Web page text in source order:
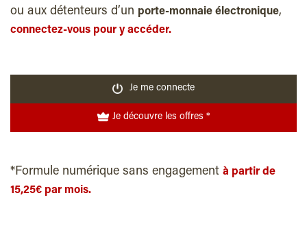
ou aux détenteurs d’un porte-monnaie électronique,
connectez-vous pour y accéder.
Je me connecte
Je découvre les offres *
*Formule numérique sans engagement à partir de
15,25€ par mois.